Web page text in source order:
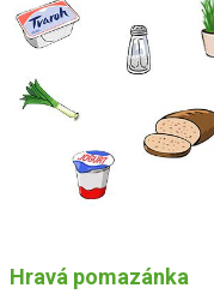
Hravá pomazánka